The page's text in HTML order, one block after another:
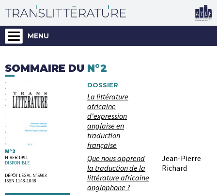
MENU
SOMMAIRE DU N°2
N°2
HIVER 1991
DISPONIBLE
DÉPÔT LÉGAL N°5503
ISSN 1148-1048
DOSSIER
La littérature
africaine
d'expression
anglaise en
traduction
française
Que nous apprend
la traduction de la
littérature africaine
anglophone ?
Jean-Pierre
Richard